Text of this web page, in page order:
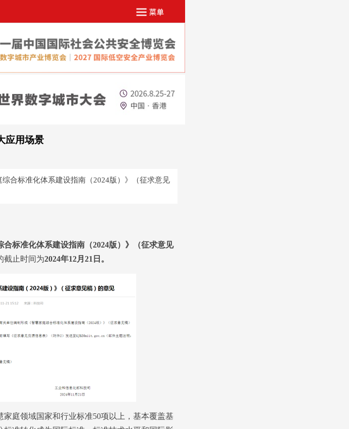
应用场景
合标准化体系建设指南（2024版）》（征求意见
合标准化体系建设指南（2024版）》（征求意见
截止时间为2024年12月21日。
庭领域国家和行业标准50项以上，基本覆盖基